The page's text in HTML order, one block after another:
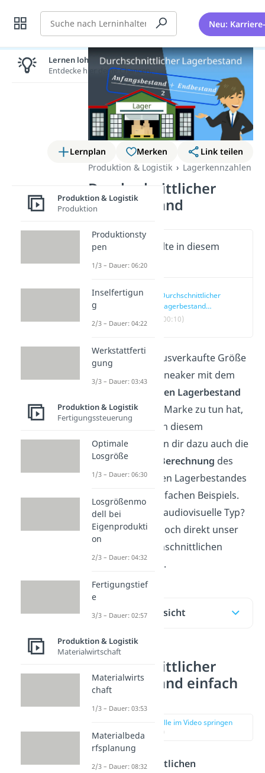
Suche Neu:
Lernplan Merken
Link teilen
Produktion & Logistik
Lagerkennzahlen
Durchschnittlicher
Lagerbestand
Wichtige Inhalte in diesem
Video
Durchschnittlicher
Lagerbestand
einfach erklärt
(00:10)
Was genau die ausverkaufte Größe
deiner Lieblingssneaker mit dem
durchschnittlichen Lagerbestand
deiner Favoriten Marke zu tun hat,
erklären wir dir in diesem
Artikel. Wir zeigen dir dazu auch die
Formelund die Berechnung des
durchschnittlichen Lagerbestandes
anhand eines einfachen Beispiels.
Du bist eher der audiovisuelle Typ?
Dann schau dir doch direkt unser
zum durchschnittlichen
Lagerbestand an.
Inhaltsübersicht
Durchschnittlicher
Lagerbestand einfach
erklärt
zur Stelle im Video springen
(00:10)
Den durchschnittlichen
Lernen lohnt sich!
Entdecke hier deine Chancen.
Produktion & Logistik
Produktion
Produktionsty
pen
1/3 – Dauer: 06:20
Inselfertigun
g
2/3 – Dauer: 04:22
Werkstattferti
gung
3/3 – Dauer: 03:43
Produktion & Logistik
Fertigungssteuerung
Optimale
Losgröße
1/3 – Dauer: 06:30
Losgrößenmo
dell bei
Eigenprodukti
on
2/3 – Dauer: 04:32
Fertigungstief
e
3/3 – Dauer: 02:57
Produktion & Logistik
Materialwirtschaft
Materialwirts
chaft
1/3 – Dauer: 03:53
Materialbeda
rfsplanung
2/3 – Dauer: 08:32